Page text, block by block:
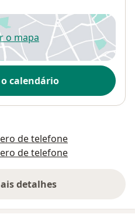
o mapa
abre num novo separador
calendário
de telefone
de telefone
detalhes
sobre o endereço